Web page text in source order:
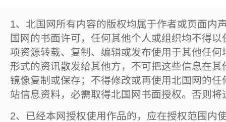
1、北国网所有内容的版权均属于作者或页面内
国网的书面许可，任何其他个人或组织均不得
项资源转载、复制、编辑或发布使用于其他任
形式的资讯散发给其他方，不可把这些信息在
镜像复制或保存；不得修改或再使用北国网的
站信息资料，必需取得北国网书面授权。否则将
2、已经本网授权使用作品的，应在授权范围内